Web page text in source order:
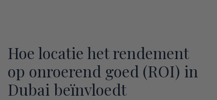
Hoe locatie het rendement
op onroerend goed (ROI) in
Dubai beïnvloedt